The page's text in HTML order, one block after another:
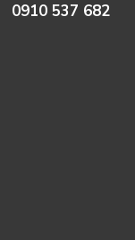
0910 537 682